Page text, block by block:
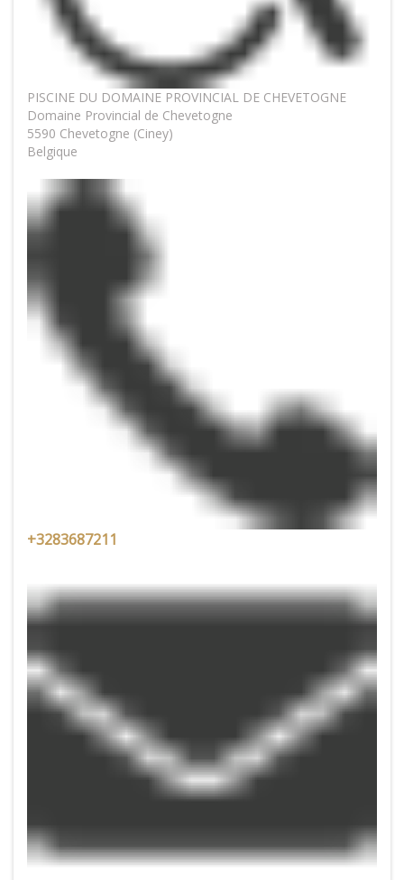
PISCINE DU DOMAINE PROVINCIAL DE CHEVETOGNE
Domaine Provincial de Chevetogne
5590 Chevetogne (Ciney)
Belgique
+3283687211